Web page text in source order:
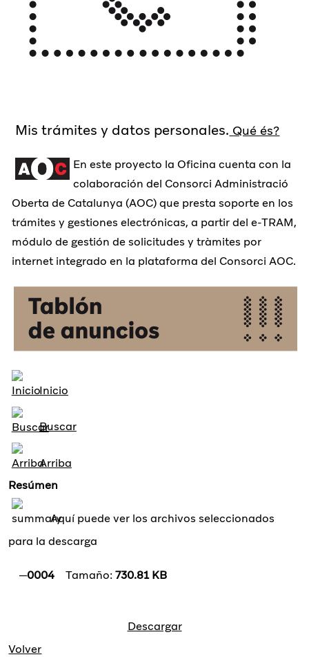
Mis trámites y datos personales. Qué és?
En este proyecto la Oficina cuenta con la
colaboración del Consorci Administració
Oberta de Catalunya (AOC) que presta soporte en los
trámites y gestiones electrónicas, a partir del e-TRAM,
módulo de gestión de solicitudes y tràmites por
internet integrado en la plataforma del Consorci AOC.
Inicio
Buscar
Arriba
Resúmen
Aquí puede ver los archivos seleccionados
para la descarga
0004Tamaño:730.81 KB
Descargar
Volver